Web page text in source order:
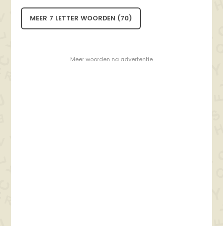
MEER 7 LETTER WOORDEN (70)
- Meer woorden na advertentie -